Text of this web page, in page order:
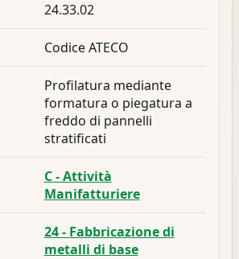
24.33.02
Codice ATECO
Profilatura mediante
formatura o piegatura a
freddo di pannelli
stratificati
C - Attività
Manifatturiere
24 - Fabbricazione di
metalli di base